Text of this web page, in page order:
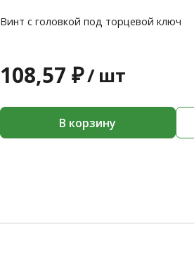
Винт с головкой под торцевой ключ
108,57 ₽/ шт
В корзину